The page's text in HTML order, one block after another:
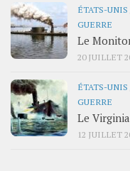
ÉTATS-UNIS
GUERRE
Le
20 JUILLET
ÉTATS-UNIS
GUERRE
Le
12 JUILLET